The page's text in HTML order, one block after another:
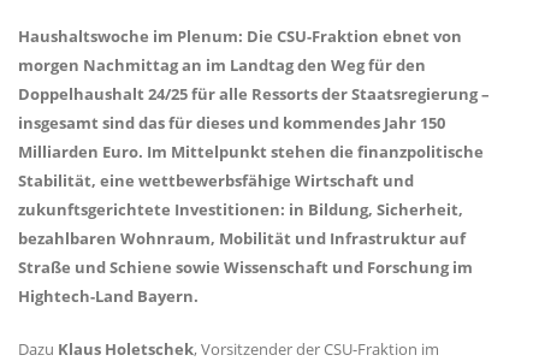
Haushaltswoche im Plenum: Die CSU-Fraktion ebnet von
morgen Nachmittag an im Landtag den Weg für den
Doppelhaushalt 24/25 für alle Ressorts der Staatsregierung –
insgesamt sind das für dieses und kommendes Jahr 150
Milliarden Euro. Im Mittelpunkt stehen die finanzpolitische
Stabilität, eine wettbewerbsfähige Wirtschaft und
zukunftsgerichtete Investitionen: in Bildung, Sicherheit,
bezahlbaren Wohnraum, Mobilität und Infrastruktur auf
Straße und Schiene sowie Wissenschaft und Forschung im
Hightech-Land Bayern.
Dazu Klaus Holetschek, Vorsitzender der CSU-Fraktion im